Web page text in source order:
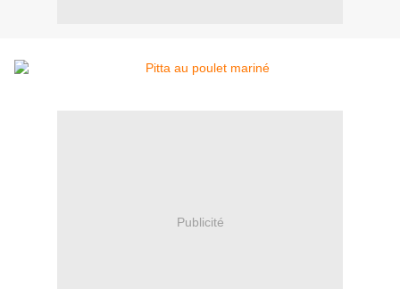
Publicité